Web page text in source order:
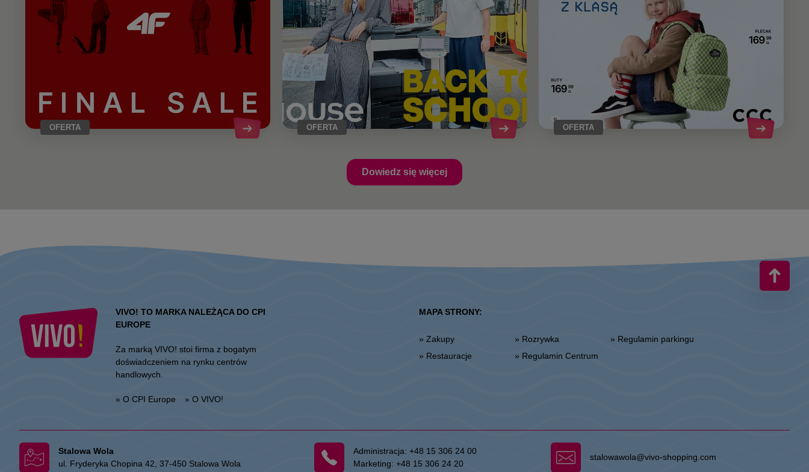
OFERTA OFERTA OFERTA
Dowiedz się więcej
VIVO! TO MARKA NALEŻĄCA DO CPI
EUROPE
Za marką VIVO! stoi firma z bogatym
doświadczeniem na rynku centrów
handlowych.
» O CPI Europe » O VIVO!
MAPA STRONY:
» Zakupy
» Restauracje
» Rozrywka
» Regulamin Centrum
» Regulamin parkingu
Stalowa Wola
ul. Fryderyka Chopina 42, 37-450 Stalowa Wola
Administracja:+48 15 306 24 00
Marketing:+48 15 306 24 20
stalowawola@vivo-shopping.com